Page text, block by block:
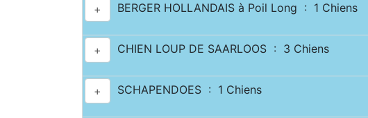
+ BERGER HOLLANDAIS à Poil Long : 1 Chiens
+ CHIEN LOUP DE SAARLOOS : 3 Chiens
+ SCHAPENDOES : 1 Chiens